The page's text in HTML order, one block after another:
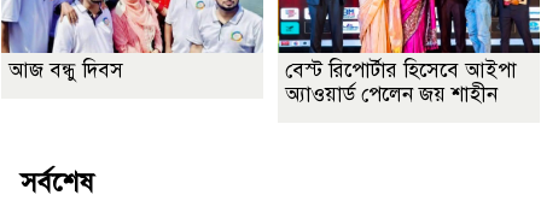
আজ বন্ধু দিবস
বেস্ট রিপোর্টার হিসেবে আইপা
অ্যাওয়ার্ড পেলেন জয় শাহীন
সর্বশেষ